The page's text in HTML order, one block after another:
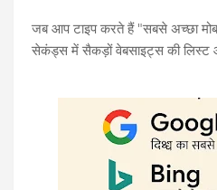
जब आप टाइप करते हैं "सबसे अच्छा
सेकंड्स में सैकड़ों वेबसाइट्स की लिस्ट